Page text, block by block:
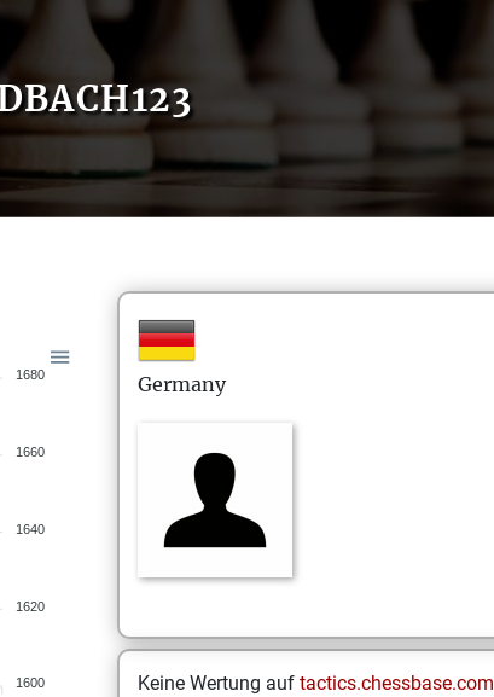
1680
1660
1640
1620
1600
Germany
Keine Wertung auf tactics.chessbase.com